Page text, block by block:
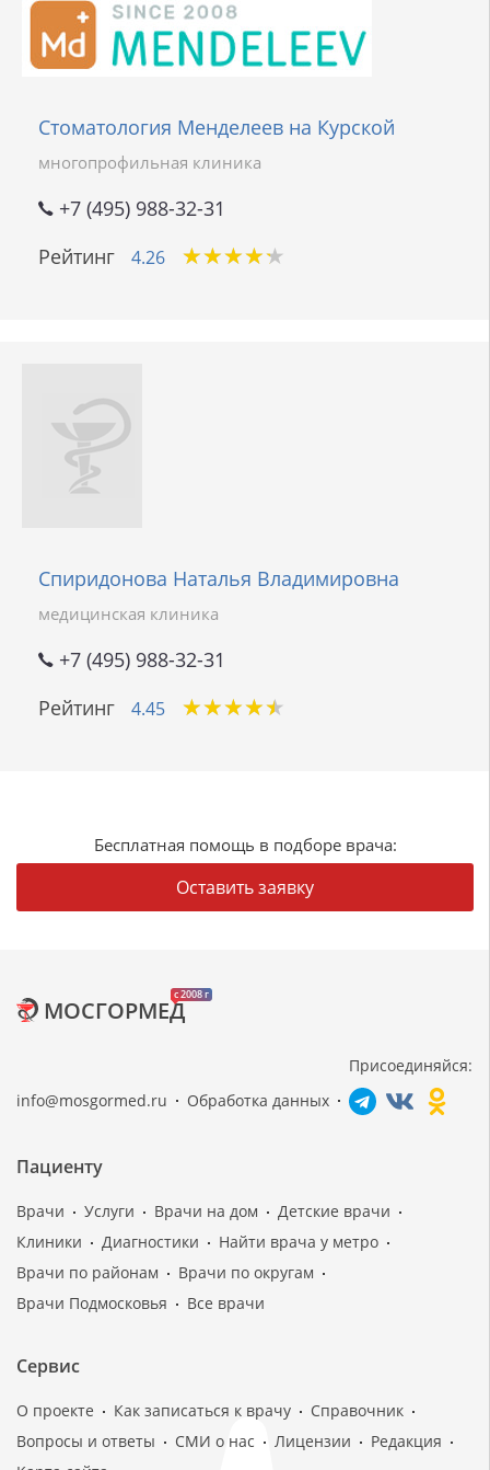
Стоматология Менделеев на Курской
многопрофильная клиника
+7 (495) 988-32-31
Рейтинг
4.26 ★★★★★
★★★★★
Спиридонова Наталья Владимировна
медицинская клиника
+7 (495) 988-32-31
Рейтинг
4.45 ★★★★★
★★★★★
Бесплатная помощь в подборе врача:
Оставить заявку
c 2008 г
МОСГОРМЕД
info@mosgormed.ru Обработка данных
Присоединяйся:
Пациенту
Врачи Услуги Врачи на дом
Детские врачи
Клиники
Диагностики
Найти врача у метро
Врачи по районам
Врачи по округам
Врачи Подмосковья
Все врачи
Сервис
О проекте Как записаться к врачу
Справочник
Вопросы и ответы
СМИ о нас Лицензии
Редакция